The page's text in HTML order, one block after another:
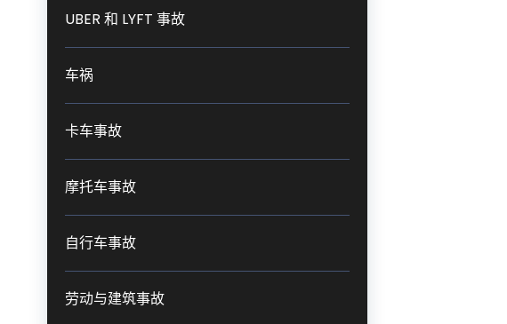
UBER 和 LYFT 事故
车祸
卡车事故
摩托车事故
自行车事故
劳动与建筑事故